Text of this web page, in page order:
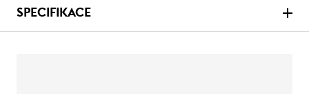
SPECIFIKACE